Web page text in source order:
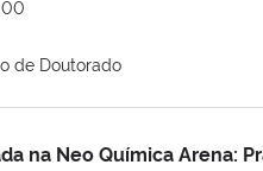
de Doutorado
na Neo Química Arena: